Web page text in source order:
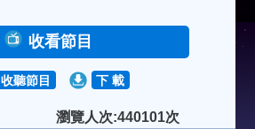
收看節目
收聽節目 下 載
瀏覽人次:440101次